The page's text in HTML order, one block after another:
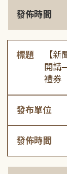
發佈時間
標題
【
開講
禮券
發布單位
發佈時間